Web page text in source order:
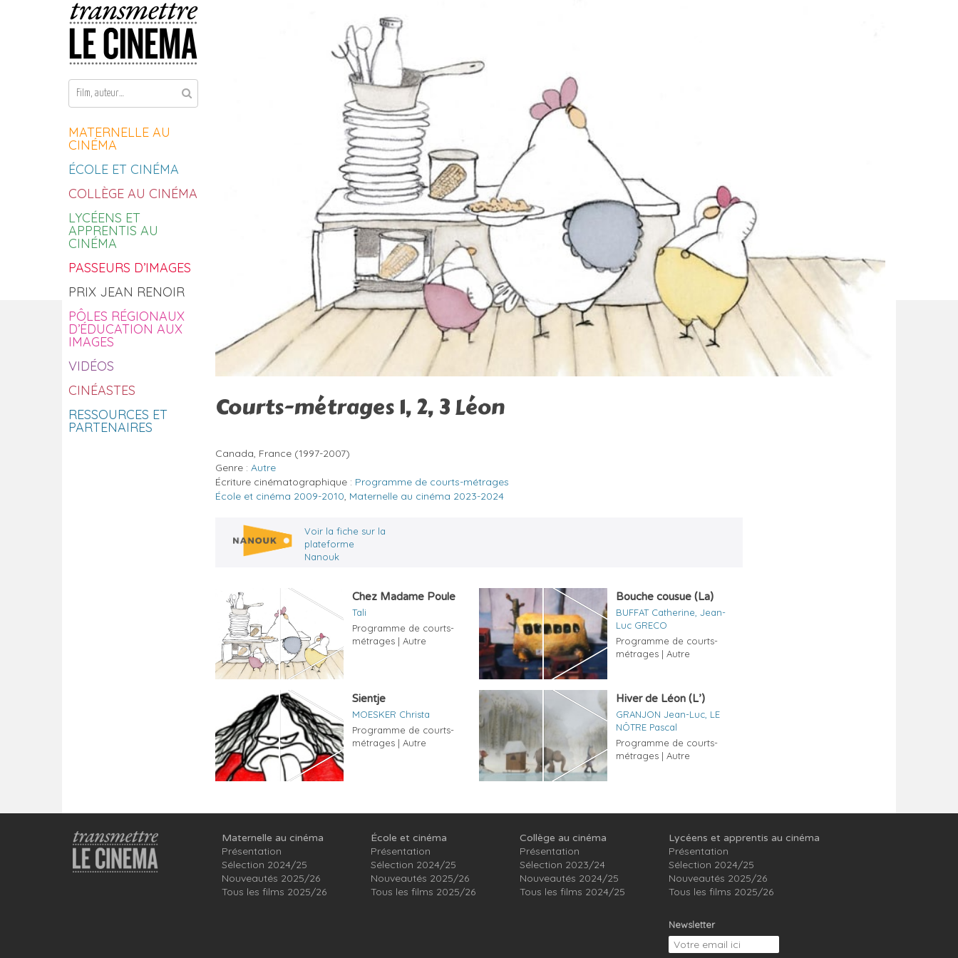
Aller au contenu
MATERNELLE AU
CINÉMA
ÉCOLE ET CINÉMA
COLLÈGE AU CINÉMA
LYCÉENS ET
APPRENTIS AU
CINÉMA
PASSEURS D’IMAGES
PRIX JEAN RENOIR
PÔLES RÉGIONAUX
D’ÉDUCATION AUX
IMAGES
VIDÉOS
CINÉASTES
RESSOURCES ET
PARTENAIRES
Courts-métrages 1, 2, 3 Léon
Canada, France (1997-2007)
Genre : Autre
Écriture cinématographique : Programme de courts-métrages
École et cinéma 2009-2010, Maternelle au cinéma 2023-2024
Voir la fiche sur la
plateforme
Nanouk
Chez Madame Poule
Tali
Programme de courts-
métrages | Autre
Bouche cousue (La)
BUFFAT Catherine, Jean-
Luc GRECO
Programme de courts-
métrages | Autre
Sientje
MOESKER Christa
Programme de courts-
métrages | Autre
Hiver de Léon (L’)
GRANJON Jean-Luc, LE
NÔTRE Pascal
Programme de courts-
métrages | Autre
Maternelle au cinéma
Présentation
Sélection 2024/25
Nouveautés 2025/26
Tous les films 2025/26
École et cinéma
Présentation
Sélection 2024/25
Nouveautés 2025/26
Tous les films 2025/26
Collège au cinéma
Présentation
Sélection 2023/24
Nouveautés 2024/25
Tous les films 2024/25
Lycéens et apprentis au cinéma
Présentation
Sélection 2024/25
Nouveautés 2025/26
Tous les films 2025/26
Newsletter